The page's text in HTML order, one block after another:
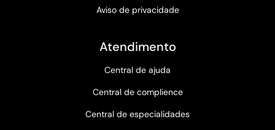
Aviso de privacidade
Atendimento
Central de ajuda
Central de complience
Central de especialidades